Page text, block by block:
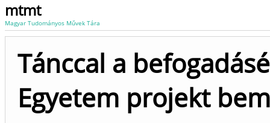
mtmt
Magyar Tudományos Művek Tára
Tánccal a
Egyetem projekt